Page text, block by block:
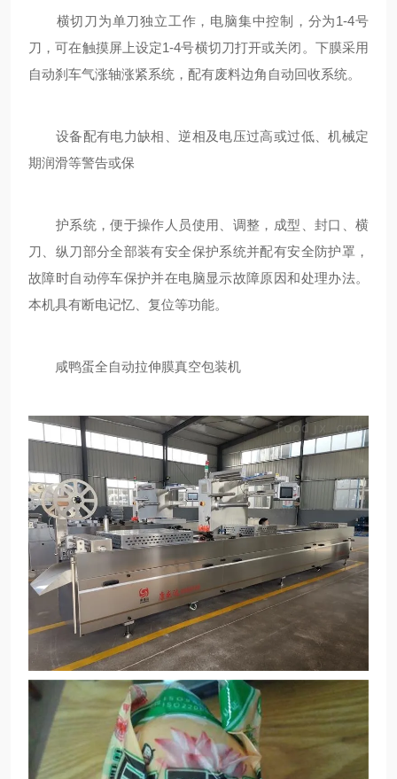
横切刀为单刀独立工作，电脑集中控制，分为1-4号
刀，可在触摸屏上设定1-4号横切刀打开或关闭。下膜采用
自动刹车气涨轴涨紧系统，配有废料边角自动回收系统。
设备配有电力缺相、逆相及电压过高或过低、机械定
期润滑等警告或保
护系统，便于操作人员使用、调整，成型、封口、横
刀、纵刀部分全部装有安全保护系统并配有安全防护罩，
故障时自动停车保护并在电脑显示故障原因和处理办法。
本机具有断电记忆、复位等功能。
咸鸭蛋全自动拉伸膜真空包装机